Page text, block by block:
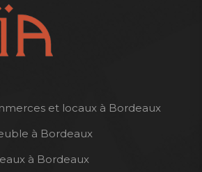
et locaux à Bordeaux
à Bordeaux
à Bordeaux